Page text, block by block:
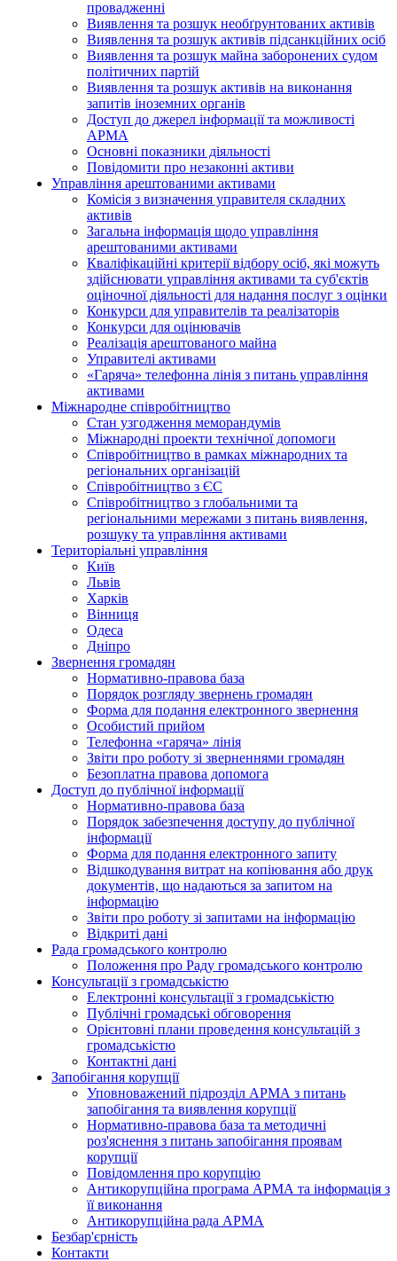
провадженні
Виявлення та розшук необґрунтованих активів
Виявлення та розшук активів підсанкційних осіб
Виявлення та розшук майна заборонених судом
політичних партій
Виявлення та розшук активів на виконання
запитів іноземних органів
Доступ до джерел інформації та можливості
АРМА
Основні показники діяльності
Повідомити про незаконні активи
Управління арештованими активами
Комісія з визначення управителя складних
активів
Загальна інформація щодо управління
арештованими активами
Кваліфікаційні критерії відбору осіб, які можуть
здiйснювати управління активами та суб'єктів
оціночної діяльності для надання послуг з оцінки
Конкурси для управителів та реалізаторів
Конкурси для оцінювачів
Реалізація арештованого майна
Управителі активами
«Гаряча» телефонна лінія з питань управління
активами
Міжнародне співробітництво
Стан узгодження меморандумів
Міжнародні проекти технічної допомоги
Співробітництво в рамках міжнародних та
регіональних організацій
Співробітництво з ЄС
Співробітництво з глобальними та
регіональними мережами з питань виявлення,
розшуку та управління активами
Територіальні управління
Київ
Львів
Харків
Вінниця
Одеса
Дніпро
Звернення громадян
Нормативно-правова база
Порядок розгляду звернень громадян
Форма для подання електронного звернення
Особистий прийом
Телефонна «гаряча» лінія
Звіти про роботу зі зверненнями громадян
Безоплатна правова допомога
Доступ до публічної інформації
Нормативно-правова база
Порядок забезпечення доступу до публічної
інформації
Форма для подання електронного запиту
Відшкодування витрат на копіювання або друк
документів, що надаються за запитом на
інформацію
Звіти про роботу зі запитами на інформацію
Відкриті дані
Рада громадського контролю
Положення про Раду громадського контролю
Консультації з громадськістю
Електронні консультації з громадськістю
Публічні громадські обговорення
Орієнтовні плани проведення консультацій з
громадськістю
Контактні дані
Запобігання корупції
Уповноважений підрозділ АРМА з питань
запобігання та виявлення корупції
Нормативно-правова база та методичні
роз'яснення з питань запобігання проявам
корупції
Повідомлення про корупцію
Антикорупційна програма АРМА та інформація з
її виконання
Антикорупційна рада АРМА
Безбар'єрність
Контакти